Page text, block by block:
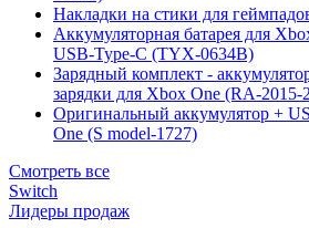
Накладки на стики для
Аккумуляторная батарея для
USB-Type-C (TYX-0634B)
Зарядный комплект -
зарядки для Xbox One (RA-2015-
Оригинальный аккумулятор +
One (S model-1727)
Смотреть все
Switch
Лидеры продаж